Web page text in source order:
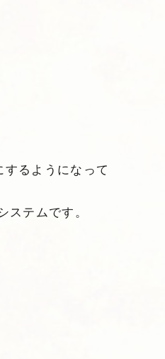
るようになって
テムです。